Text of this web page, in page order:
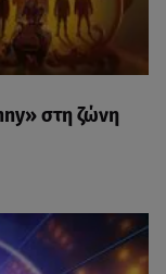
στη ζώνη